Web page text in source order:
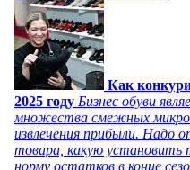
Как
2025 году Бизнес обуви
множества смежных
извлечения прибыли. Надо
товара, какую установить
норму остатков в конце